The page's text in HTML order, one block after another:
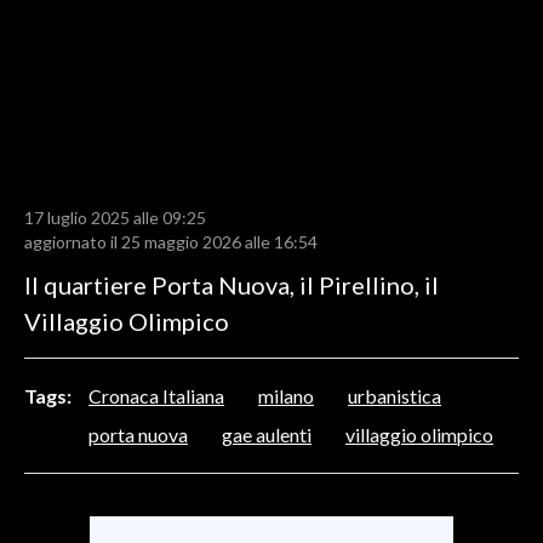
RISULTATI E CLASSIFICHE
CALCIO REGIONALE
BASKET
MOTORI
ALTRI SPORT
17 luglio 2025 alle 09:25
aggiornato il 25 maggio 2026 alle 16:54
Il quartiere Porta Nuova, il Pirellino, il
Villaggio Olimpico
Tags: Cronaca Italiana milano
urbanistica
porta nuova
gae aulenti villaggio olimpico